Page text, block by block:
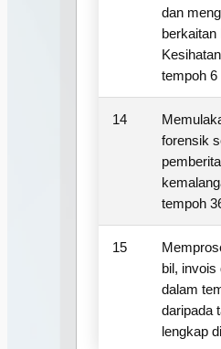
dan
berkaitan
tempoh 6
14
forensik
tempoh
15
bil, invois
dalam
daripada
lengkap